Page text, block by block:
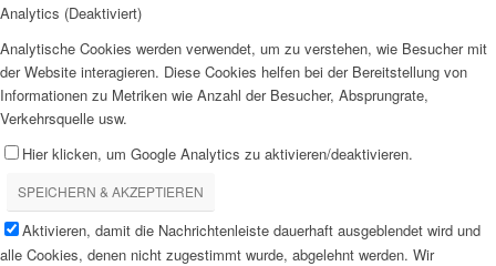
Analytics (Deaktiviert)
Analytische Cookies werden verwendet, um zu verstehen, wie Besucher mit
der Website interagieren. Diese Cookies helfen bei der Bereitstellung von
Informationen zu Metriken wie Anzahl der Besucher, Absprungrate,
Verkehrsquelle usw.
Hier klicken, um Google Analytics zu aktivieren/deaktivieren.
SPEICHERN & AKZEPTIEREN
Aktivieren, damit die Nachrichtenleiste dauerhaft ausgeblendet wird und
alle Cookies, denen nicht zugestimmt wurde, abgelehnt werden. Wir